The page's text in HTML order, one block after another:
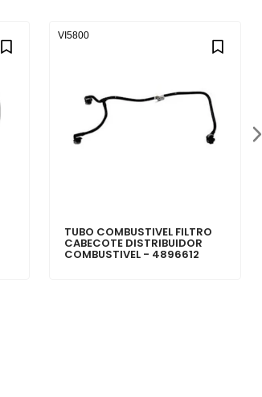
TUBO COMBUSTIVEL FILTRO
CABECOTE DISTRIBUIDOR
COMBUSTIVEL - 4896612
VI5800